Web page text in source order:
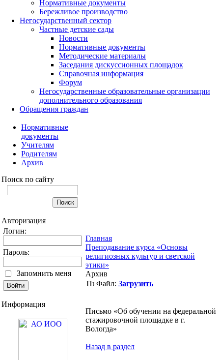
Нормативные документы
Бережливое производство
Негосударственный сектор
Частные детские сады
Новости
Нормативные документы
Методические материалы
Заседания дискуссионных площадок
Справочная информация
Форум
Негосударственные образовательные организации
дополнительного образования
Обращения граждан
Нормативные
документы
Учителям
Родителям
Архив
Поиск по сайту
Авторизация
Логин:
Пароль:
Запомнить меня
Информация
Главная
Преподавание курса «Основы
религиозных культур и светской
этики»
Архив
Файл: Загрузить
Письмо «Об обучении на федеральной
стажировочной площадке в г.
Вологда»
Назад в раздел